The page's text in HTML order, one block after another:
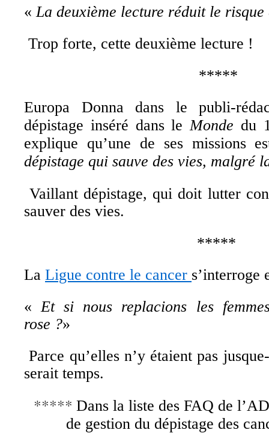
«La deuxième lecture réduit le risque
Trop forte, cette deuxième lecture !
*****
Europa Donna dans le publi-
dépistage inséré dans leMonde du
explique qu’une de ses missions
dépistage qui sauve des vies, malgré
Vaillant dépistage, qui doit lutter
sauver des vies.
*****
La Ligue contre le cancer s’interroge
«Et si nous replacions les
rose ?»
Parce qu’elles n’y étaient pas
serait temps.
***** Dans la liste des FAQ de
de gestion du dépistage des